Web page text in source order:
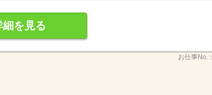
細を見る
お仕事No.：